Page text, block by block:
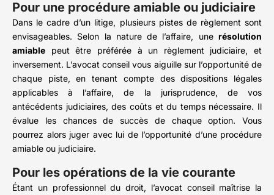
Pour une procédure amiable ou judiciaire
Dans le cadre d’un litige, plusieurs pistes de règlement sont
envisageables. Selon la nature de l’affaire, une résolution
amiable peut être préférée à un règlement judiciaire, et
inversement. L’avocat conseil vous aiguille sur l’opportunité de
chaque piste, en tenant compte des dispositions légales
applicables à l’affaire, de la jurisprudence, de vos
antécédents judiciaires, des coûts et du temps nécessaire. Il
évalue les chances de succès de chaque option. Vous
pourrez alors juger avec lui de l’opportunité d’une procédure
amiable ou judiciaire.
Pour les opérations de la vie courante
Étant un professionnel du droit, l’avocat conseil maîtrise la